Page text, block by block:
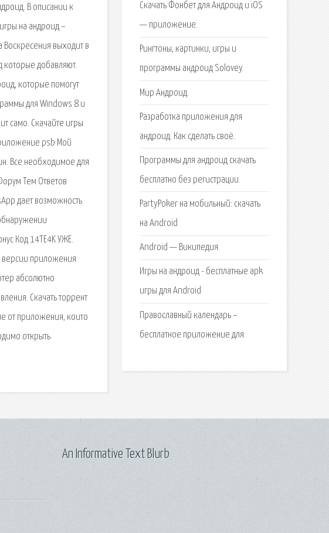
В описании к
на андроид –
Воскресения выходит в
которые добавляют.
которые помогут
для Windows 8 и
само. Скачайте игры
psb Мой
Все необходимое для
Тем Ответов
дает возможность
Код 14TE4K УЖЕ.
версии приложения
абсолютно
Скачать торрент
от приложения, които
открыть
Скачать Фонбет для Андроид и iOS
— приложение.
Рингтоны, картинки, игры и
программы андроид Solovey.
Мир Андроид.
Разработка приложения для
андроид. Как сделать своё.
Программы для андроид скачать
бесплатно без регистрации.
PartyPoker на мобильный: скачать
на Android
Android — Википедия.
Игры на андроид - бесплатные apk
игры для Android
Православный календарь –
бесплатное приложение для.
An Informative Text Blurb